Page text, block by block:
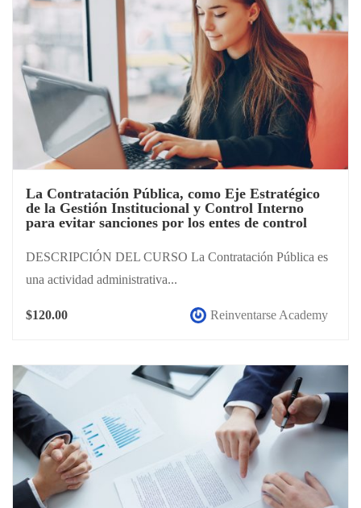
La Contratación Pública, como Eje Estratégico
de la Gestión Institucional y Control Interno
para evitar sanciones por los entes de control
DESCRIPCIÓN DEL CURSO La Contratación Pública es
una actividad administrativa...
$120.00 Reinventarse Academy